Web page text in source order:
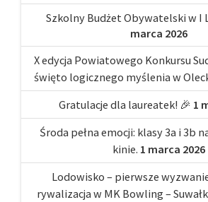
Szkolny Budżet Obywatelski w I
marca 2026
X edycja Powiatowego Konkursu
święto logicznego myślenia w
Gratulacje dla laureatek! 🎉 1
Środa pełna emocji: klasy 3a i 3b
kinie. 1 marca 2026
Lodowisko – pierwsze
rywalizacja w MK Bowling –